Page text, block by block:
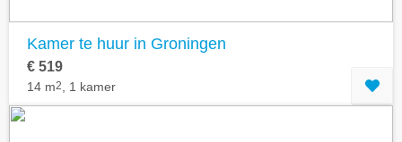
Kamer te huur in Groningen
€ 519
14 m2 , 1 kamer